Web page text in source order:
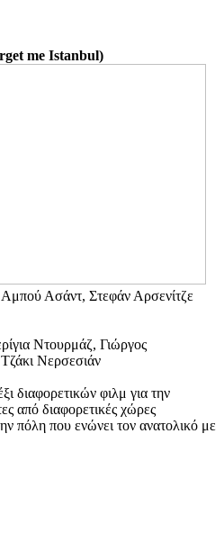
me Istanbul)
Ασάντ, Στεφάν Αρσενίτζε
Ντουρμάζ, Γιώργος
Νερσεσιάν
διαφορετικών φιλμ για την
από διαφορετικές χώρες
πόλη που ενώνει τον ανατολικό με